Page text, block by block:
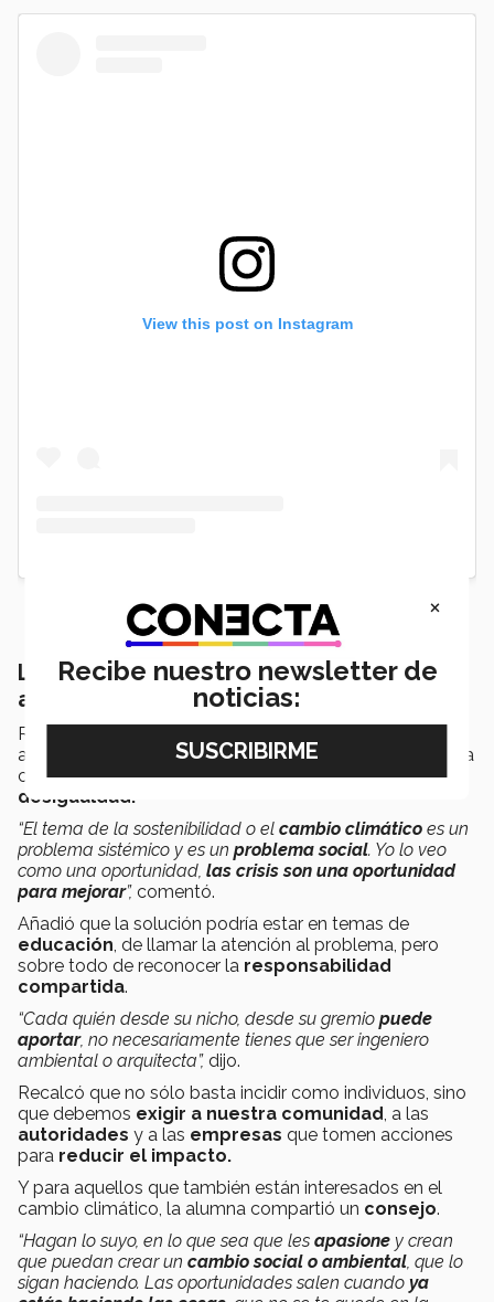
View this post on Instagram
La importancia de crear una conciencia
ambiental
Respecto a la
actualmente la alumna explicó que es una problemática
compleja, pues incide en temas degénero y
desigualdad.
“El tema de la sostenibilidad o el cambio climático es un
problema sistémico y es un problema social. Yo lo veo
como una oportunidad, las crisis son una oportunidad
para mejorar”, comentó.
Añadió que la solución podría estar en temas de
educación, de llamar la atención al problema, pero
sobre todo de reconocer la responsabilidad
compartida.
“Cada quién desde su nicho, desde su gremio puede
aportar, no necesariamente tienes que ser ingeniero
ambiental o arquitecta”, dijo.
Recalcó que no sólo basta incidir como individuos, sino
que debemos exigir a nuestra comunidad, a las
autoridades y a las empresas que tomen acciones
para reducir el impacto.
Y para aquellos que también están interesados en el
cambio climático, la alumna compartió un consejo.
“Hagan lo suyo, en lo que sea que les apasione y crean
que puedan crear un cambio social o ambiental, que lo
sigan haciendo. Las oportunidades salen cuando ya
×
Recibe nuestro newsletter de
noticias: